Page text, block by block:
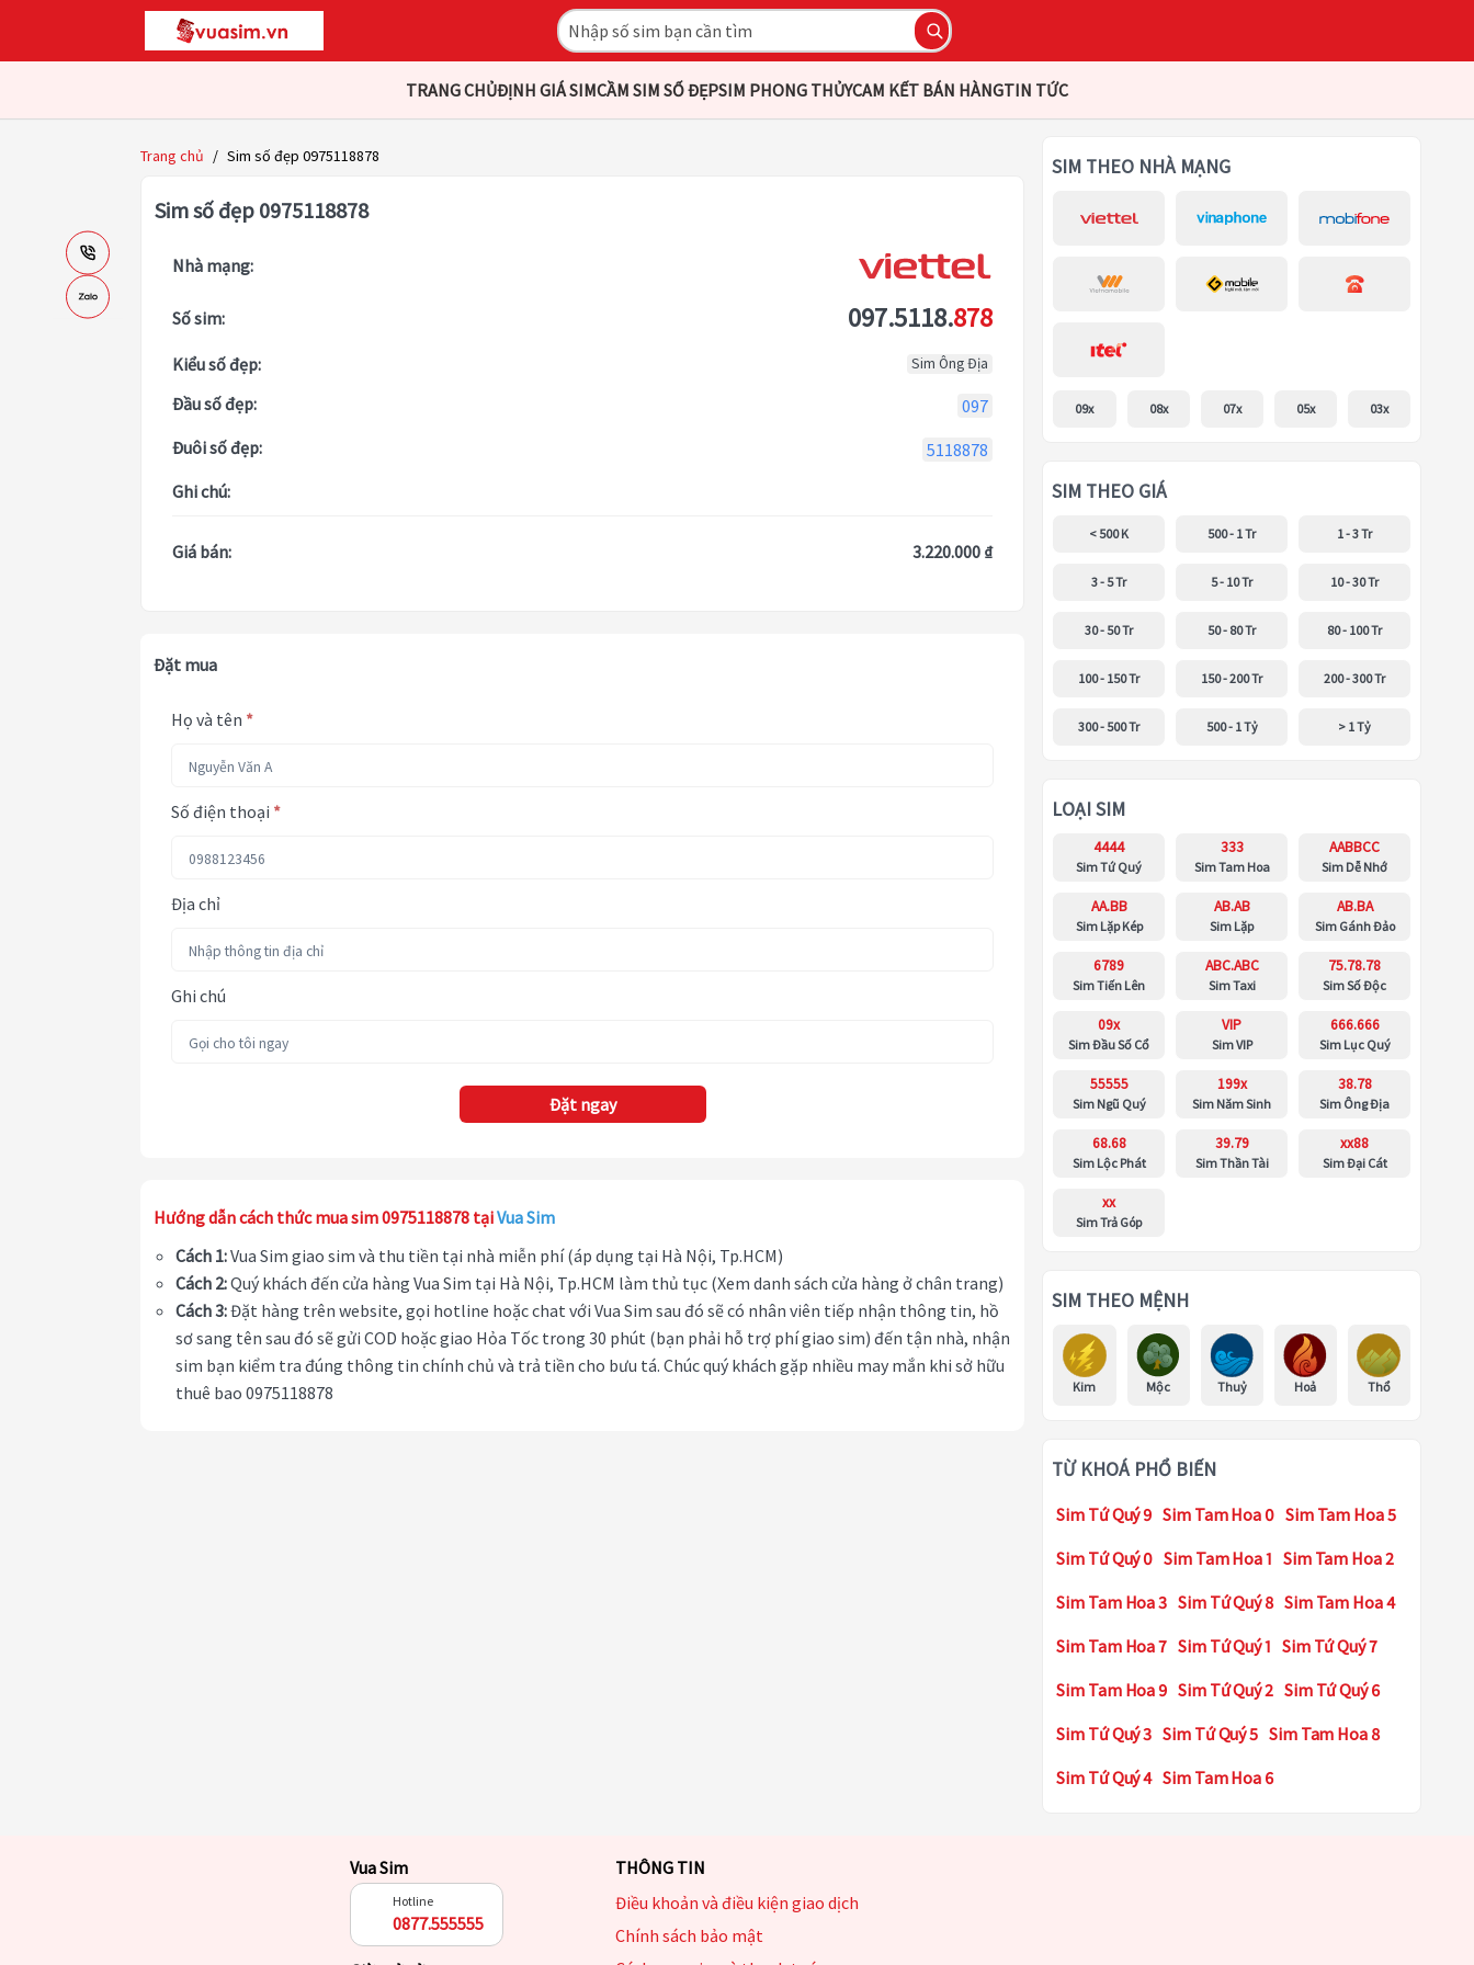
TRANG CHỦĐỊNH GIÁ SIMCẦM SIM SỐ ĐẸPSIM PHONG THỦYCAM KẾT BÁN HÀNGTIN TỨC
Trang chủ / Sim số đẹp 0975118878
Sim số đẹp 0975118878
Nhà mạng:
Số sim: 097.5118.878
Kiểu số đẹp: Sim Ông Địa
Đầu số đẹp:
097
Đuôi số đẹp:
5118878
Ghi chú:
Giá bán: 3.220.000 ₫
Đặt mua
Họ và tên *
Số điện thoại *
Địa chỉ
Ghi chú
Đặt ngay
Hướng dẫn cách thức mua sim 0975118878 tạiVua Sim
Cách 1:Vua Sim giao sim và thu tiền tại nhà miễn phí (áp dụng tại Hà Nội, Tp.HCM)
Cách 2:Quý khách đến cửa hàng Vua Sim tại Hà Nội, Tp.HCM làm thủ tục (Xem danh sách cửa hàng ở chân trang)
Cách 3:Đặt hàng trên website, gọi hotline hoặc chat với Vua Sim sau đó sẽ có nhân viên tiếp nhận thông tin, hồ
sơ sang tên sau đó sẽ gửi COD hoặc giao Hỏa Tốc trong 30 phút (bạn phải hỗ trợ phí giao sim) đến tận nhà, nhận
sim bạn kiểm tra đúng thông tin chính chủ và trả tiền cho bưu tá. Chúc quý khách gặp nhiều may mắn khi sở hữu
thuê bao 0975118878
SIM THEO NHÀ MẠNG
09x 08x 07x 05x 03x
SIM THEO GIÁ
< 500 K 500 - 1 Tr 1 - 3 Tr
3 - 5 Tr 5 - 10 Tr 10 - 30 Tr
30 - 50 Tr 50 - 80 Tr 80 - 100 Tr
100 - 150 Tr 150 - 200 Tr 200 - 300 Tr
300 - 500 Tr 500 - 1 Tỷ > 1 Tỷ
LOẠI SIM
4444
Sim Tứ Quý
333
Sim Tam Hoa
AABBCC
Sim Dễ Nhớ
AA.BB
Sim Lặp Kép
AB.AB
Sim Lặp
AB.BA
Sim Gánh Đảo
6789
Sim Tiến Lên
ABC.ABC
Sim Taxi
75.78.78
Sim Số Độc
09x
Sim Đầu Số Cổ
VIP
Sim VIP
666.666
Sim Lục Quý
55555
Sim Ngũ Quý
199x
Sim Năm Sinh
38.78
Sim Ông Địa
68.68
Sim Lộc Phát
39.79
Sim Thần Tài
xx88
Sim Đại Cát
xx
Sim Trả Góp
SIM THEO MỆNH
Kim Mộc Thuỷ Hoả Thổ
TỪ KHOÁ PHỔ BIẾN
Sim Tứ Quý 9 Sim Tam Hoa 0 Sim Tam Hoa 5
Sim Tứ Quý 0 Sim Tam Hoa 1 Sim Tam Hoa 2
Sim Tam Hoa 3 Sim Tứ Quý 8 Sim Tam Hoa 4
Sim Tam Hoa 7 Sim Tứ Quý 1 Sim Tứ Quý 7
Sim Tam Hoa 9 Sim Tứ Quý 2 Sim Tứ Quý 6
Sim Tứ Quý 3 Sim Tứ Quý 5 Sim Tam Hoa 8
Sim Tứ Quý 4 Sim Tam Hoa 6
Vua Sim
Hotline
0877.555555
THÔNG TIN
Điều khoản và điều kiện giao dịch
Chính sách bảo mật